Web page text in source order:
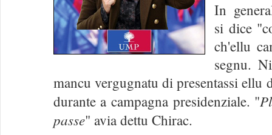
In
si dice
ch'ellu
segnu.
mancu vergugnatu di presentassi ellu
durante a campagna presidenziale. "
passe" avia dettu Chirac.